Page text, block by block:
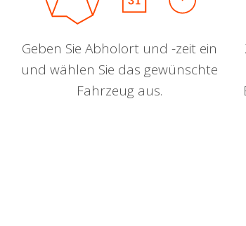
Geben Sie Abholort und -zeit ein
und wählen Sie das gewünschte
Fahrzeug aus.